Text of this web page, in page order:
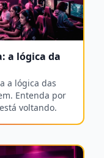
a lógica da
a lógica das
Entenda por
voltando.